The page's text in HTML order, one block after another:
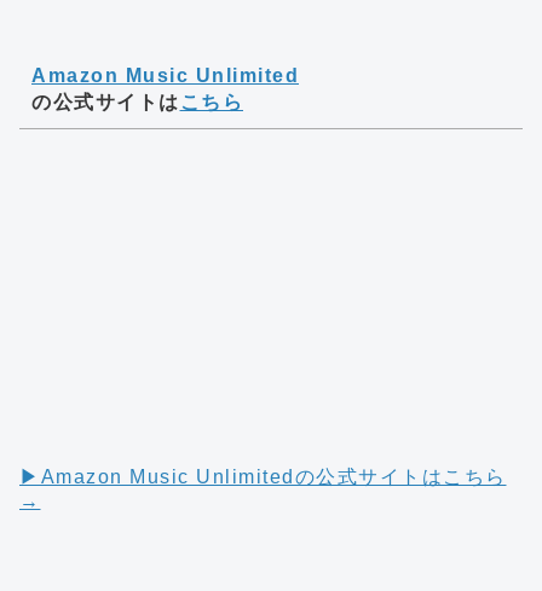
Amazon Music Unlimited
の公式サイトは こちら
▶︎Amazon Music Unlimitedの公式サイトはこちら
→